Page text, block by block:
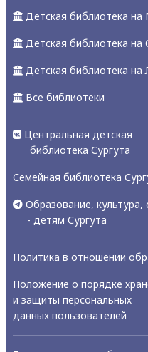
Детская библиотека на
Детская библиотека на
Детская библиотека на
Все библиотеки
Центральная детская
библиотека Сургута
Семейная библиотека
Образование, культура,
- детям Сургута
Политика в отношении
Положение о порядке
и защиты персональных
данных пользователей